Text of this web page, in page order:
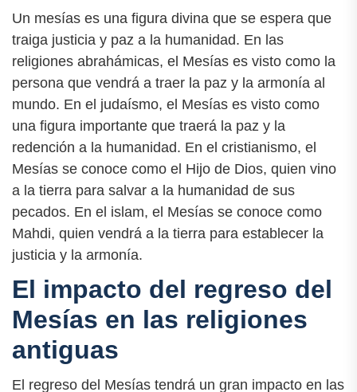
Un mesías es una figura divina que se espera que
traiga justicia y paz a la humanidad. En las
religiones abrahámicas, el Mesías es visto como la
persona que vendrá a traer la paz y la armonía al
mundo. En el judaísmo, el Mesías es visto como
una figura importante que traerá la paz y la
redención a la humanidad. En el cristianismo, el
Mesías se conoce como el Hijo de Dios, quien vino
a la tierra para salvar a la humanidad de sus
pecados. En el islam, el Mesías se conoce como
Mahdi, quien vendrá a la tierra para establecer la
justicia y la armonía.
El impacto del regreso del
Mesías en las religiones
antiguas
El regreso del Mesías tendrá un gran impacto en las